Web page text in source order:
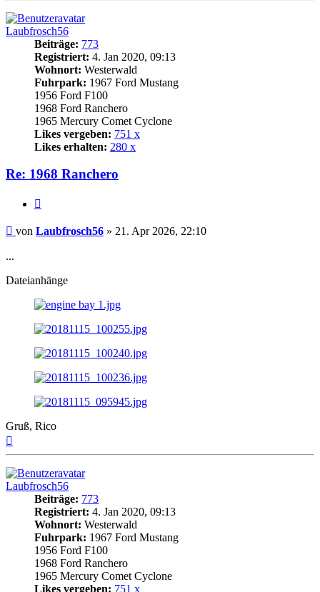
Laubfrosch56
Beiträge: 773
Registriert: 4. Jan 2020, 09:13
Wohnort: Westerwald
Fuhrpark: 1967 Ford Mustang
1956 Ford F100
1968 Ford Ranchero
1965 Mercury Comet Cyclone
Likes vergeben: 751 x
Likes erhalten: 280 x
Re: 1968 Ranchero
Beitrag
von Laubfrosch56 » 21. Apr 2026, 22:10
...
Dateianhänge
Gruß, Rico
Laubfrosch56
Beiträge: 773
Registriert: 4. Jan 2020, 09:13
Wohnort: Westerwald
Fuhrpark: 1967 Ford Mustang
1956 Ford F100
1968 Ford Ranchero
1965 Mercury Comet Cyclone
Likes vergeben: 751 x